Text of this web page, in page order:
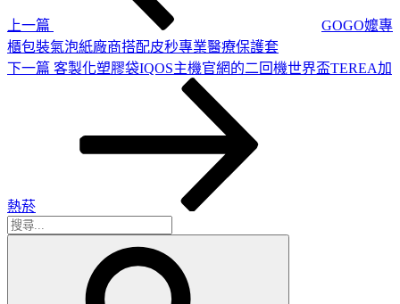
上一篇
GOGO嬤專
櫃包裝氣泡紙廠商搭配皮秒專業醫療保護套
下
下一篇 客製化塑膠袋IQOS主機官網的二回機世界盃TEREA加
熱菸
搜